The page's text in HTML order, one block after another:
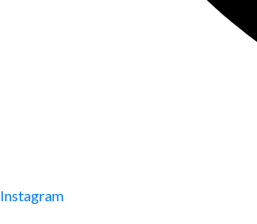
Instagram